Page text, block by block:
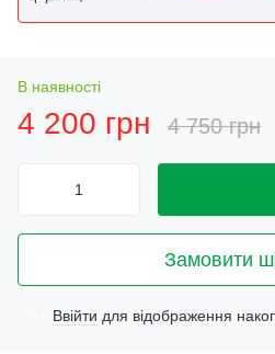
В наявності
4 200 грн 4 750 грн
Замовити
Ввійти для відображення